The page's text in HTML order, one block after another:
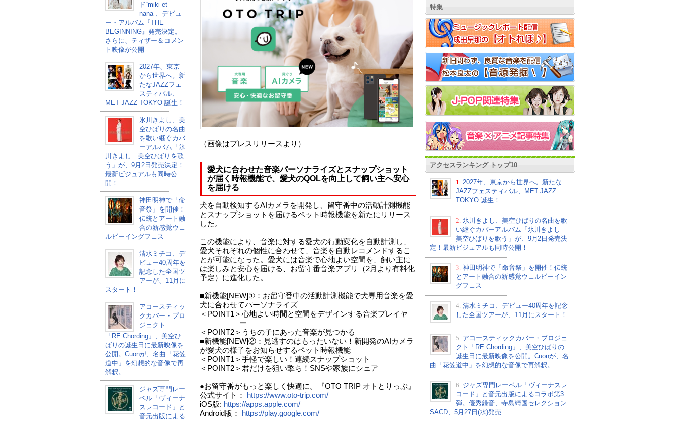
ド“miki et
nana”、デビュ
ー・アルバム『THE
BEGINNING』発売決定。
さらに、ティザー＆コメン
ト映像が公開
2027年、東京
から世界へ。新
たなJAZZフェ
スティバル、
MET JAZZ TOKYO 誕生！
氷川きよし、美
空ひばりの名曲
を歌い継ぐカバ
ーアルバム「氷
川きよし 美空ひばりを歌
う」が、9月2日発売決定！
最新ビジュアルも同時公
開！
神田明神で「命
音祭」を開催！
伝統とアート融
合の新感覚ウェ
ルビーイングフェス
清水ミチコ、デ
ビュー40周年を
記念した全国ツ
アーが、11月に
スタート！
アコースティッ
クカバー・プロ
ジェクト
「RE:Chording」、美空ひ
ばりの誕生日に最新映像を
公開。Cuonが、名曲「花笠
道中」を幻想的な音像で再
解釈。
ジャズ専門レー
ベル「ヴィーナ
スレコード」と
音元出版による
（画像はプレスリリースより）
愛犬に合わせた音楽パーソナライズとスナップショット
が届く時報機能で、愛犬のQOLを向上して飼い主へ安心
を届ける
犬を自動検知するAIカメラを開発し、留守番中の活動計測機能
とスナップショットを届けるペット時報機能を新たにリリース
した。
この機能により、音楽に対する愛犬の行動変化を自動計測し、
愛犬それぞれの個性に合わせて、音楽を自動レコメンドするこ
とが可能になった。愛犬には音楽で心地よい空間を、飼い主に
は楽しみと安心を届ける、お留守番音楽アプリ（2月より有料化
予定）に進化した。
■新機能[NEW]①：お留守番中の活動計測機能で犬専用音楽を愛
犬に合わせてパーソナライズ
＜POINT1＞心地よい時間と空間をデザインする音楽プレイヤ
ー
＜POINT2＞うちの子にあった音楽が見つかる
■新機能[NEW]②：見逃すのはもったいない！新開発のAIカメラ
が愛犬の様子をお知らせするペット時報機能
＜POINT1＞手軽で楽しい！連続スナップショット
＜POINT2＞君だけを狙い撃ち！SNSや家族にシェア
●お留守番がもっと楽しく快適に。『OTO TRIP オトとりっぷ』
公式サイト：
https://www.oto-trip.com/
iOS版: https://apps.apple.com/
Android版：
https://play.google.com/
特集
アクセスランキング トップ10
1.
2027年、東京から世界へ。新たな
JAZZフェスティバル、MET JAZZ
TOKYO 誕生！
2. 氷川きよし、美空ひばりの名曲を歌
い継ぐカバーアルバム「氷川きよし
美空ひばりを歌う」が、9月2日発売決
定！最新ビジュアルも同時公開！
3. 神田明神で「命音祭」を開催！伝統
とアート融合の新感覚ウェルビーイン
グフェス
4. 清水ミチコ、デビュー40周年を記念
した全国ツアーが、11月にスタート！
5. アコースティックカバー・プロジェ
クト「RE:Chording」、美空ひばりの
誕生日に最新映像を公開。Cuonが、名
曲「花笠道中」を幻想的な音像で再解釈。
6. ジャズ専門レーベル「ヴィーナスレ
コード」と音元出版によるコラボ第3
弾。優秀録音、寺島靖国セレクション
SACD、5月27日(水)発売